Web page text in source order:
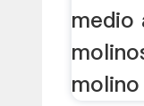
medio